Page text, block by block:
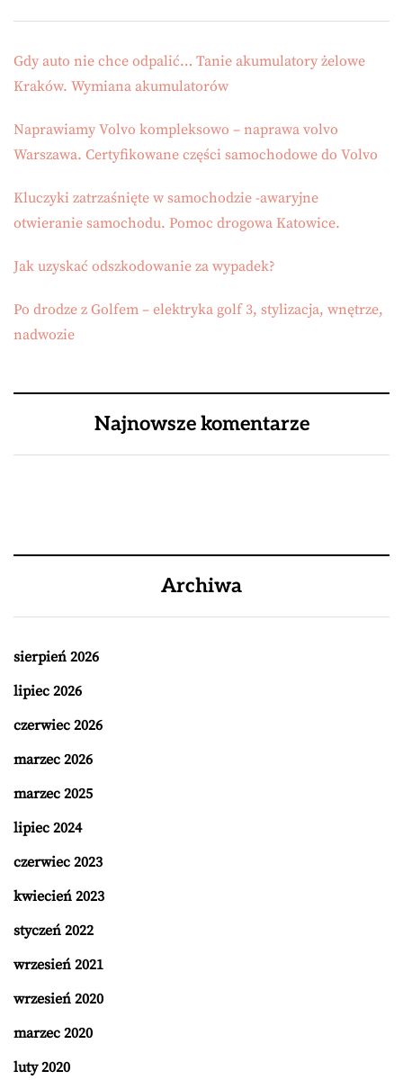
Gdy auto nie chce odpalić… Tanie akumulatory żelowe
Kraków. Wymiana akumulatorów
Naprawiamy Volvo kompleksowo – naprawa volvo
Warszawa. Certyfikowane części samochodowe do Volvo
Kluczyki zatrzaśnięte w samochodzie -awaryjne
otwieranie samochodu. Pomoc drogowa Katowice.
Jak uzyskać odszkodowanie za wypadek?
Po drodze z Golfem – elektryka golf 3, stylizacja, wnętrze,
nadwozie
Najnowsze komentarze
Archiwa
sierpień 2026
lipiec 2026
czerwiec 2026
marzec 2026
marzec 2025
lipiec 2024
czerwiec 2023
kwiecień 2023
styczeń 2022
wrzesień 2021
wrzesień 2020
marzec 2020
luty 2020